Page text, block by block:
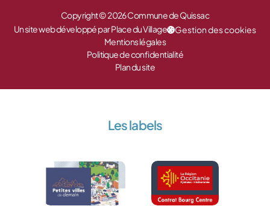
Copyright © 2026 Commune de Quissac
Un site web développé par Place du Village
Gestion des cookies
Mentions légales
Politique de confidentialité
Plan du site
Les labels